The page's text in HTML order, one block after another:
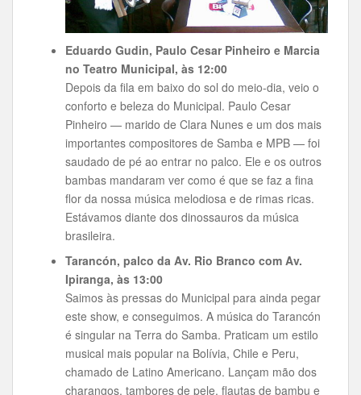
Eduardo Gudin, Paulo Cesar Pinheiro e Marcia
no Teatro Municipal, às 12:00
Depois da fila em baixo do sol do meio-dia, veio o
conforto e beleza do Municipal. Paulo Cesar
Pinheiro — marido de Clara Nunes e um dos mais
importantes compositores de Samba e MPB — foi
saudado de pé ao entrar no palco. Ele e os outros
bambas mandaram ver como é que se faz a fina
flor da nossa música melodiosa e de rimas ricas.
Estávamos diante dos dinossauros da música
brasileira.
Tarancón, palco da Av. Rio Branco com Av.
Ipiranga, às 13:00
Saimos às pressas do Municipal para ainda pegar
este show, e conseguimos. A música do Tarancón
é singular na Terra do Samba. Praticam um estilo
musical mais popular na Bolívia, Chile e Peru,
chamado de Latino Americano. Lançam mão dos
charangos, tambores de pele, flautas de bambu e